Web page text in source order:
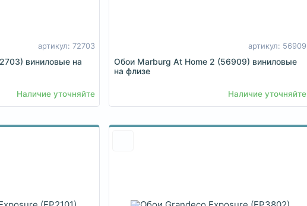
артикул: 72703
виниловые на
Наличие уточняйте
артикул: 56909
Обои Marburg At Home 2 (56909) виниловые
на флизе
Наличие уточняйте